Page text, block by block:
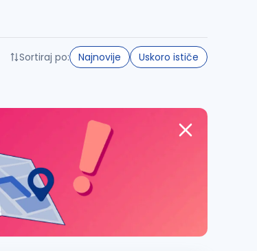
Sortiraj po: Najnovije Uskoro ističe